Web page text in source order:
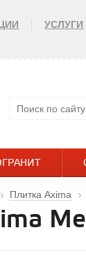
УСЛУГИ
Плитка Axima